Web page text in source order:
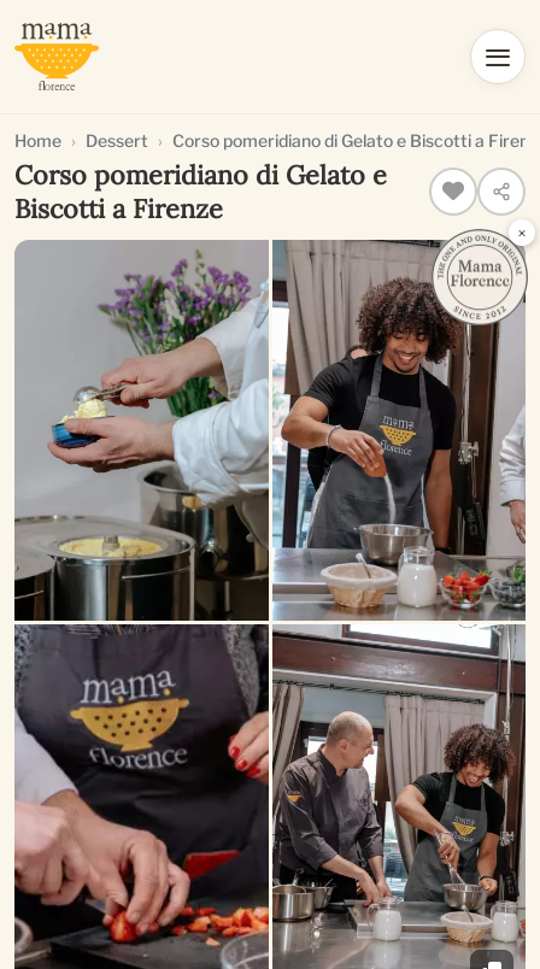
Home Dessert Corso pomeridiano di Gelato e Biscotti a
Corso pomeridiano di Gelato e
Biscotti a Firenze
×